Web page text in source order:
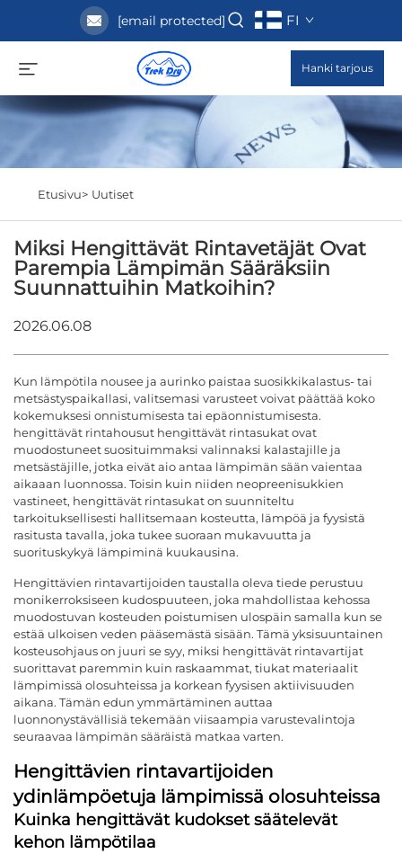
[email protected] FI
Hanki tarjous
Etusivu> Uutiset
Miksi Hengittävät Rintavetäjät Ovat
Parempia Lämpimän Sääräksiin
Suunnattuihin Matkoihin?
2026.06.08
Kun lämpötila nousee ja aurinko paistaa suosikkikalastus- tai
metsästyspaikallasi, valitsemasi varusteet voivat päättää koko
kokemuksesi onnistumisesta tai epäonnistumisesta.
hengittävät rintahousut hengittävät rintasukat ovat
muodostuneet suosituimmaksi valinnaksi kalastajille ja
metsästäjille, jotka eivät aio antaa lämpimän sään vaientaa
aikaaan luonnossa. Toisin kuin niiden neopreenisukkien
vastineet, hengittävät rintasukat on suunniteltu
tarkoituksellisesti hallitsemaan kosteutta, lämpöä ja fyysistä
rasitusta tavalla, joka tukee suoraan mukavuutta ja
suorituskykyä lämpiminä kuukausina.
Hengittävien rintavartijoiden taustalla oleva tiede perustuu
monikerroksiseen kudospuuteen, joka mahdollistaa kehossa
muodostuvan kosteuden poistumisen ulospäin samalla kun se
estää ulkoisen veden pääsemästä sisään. Tämä yksisuuntainen
kosteusohjaus on juuri se syy, miksi hengittävät rintavartijat
suorittavat paremmin kuin raskaammat, tiukat materiaalit
lämpimissä olosuhteissa ja korkean fyysisen aktiivisuuden
aikana. Tämän edun ymmärtäminen auttaa
luonnonystävällisiä tekemään viisaampia varustevalintoja
seuraavaa lämpimän sääräistä matkaa varten.
Hengittävien rintavartijoiden
ydinlämpöetuja lämpimissä olosuhteissa
Kuinka hengittävät kudokset säätelevät
kehon lämpötilaa